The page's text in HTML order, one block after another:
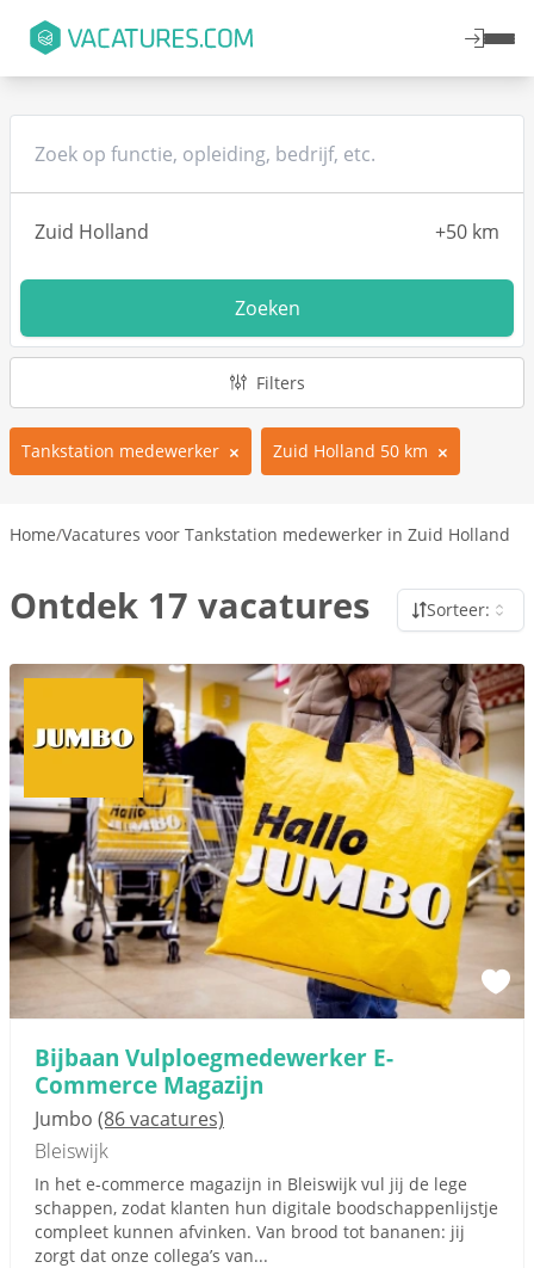
Zoeken
Filters
Tankstation medewerker Zuid Holland 50 km
Home/Vacatures voor Tankstation medewerker in Zuid Holland
Ontdek 17 vacatures Sorteer:
Bijbaan Vulploegmedewerker E-
Commerce Magazijn
Jumbo (86 vacatures)
Bleiswijk
In het e-commerce magazijn in Bleiswijk vul jij de lege
schappen, zodat klanten hun digitale boodschappenlijstje
compleet kunnen afvinken. Van brood tot bananen: jij
zorgt dat onze collega’s van...